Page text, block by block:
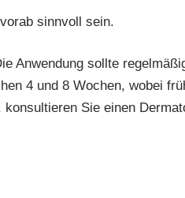
sinnvoll sein.
Anwendung sollte
4 und 8 Wochen, wobei
Sie einen